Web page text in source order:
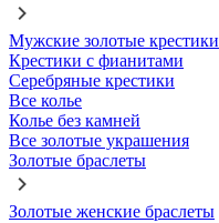
Мужские золотые крестики
Крестики с фианитами
Серебряные крестики
Все колье
Колье без камней
Все золотые украшения
Золотые браслеты
Золотые женские браслеты